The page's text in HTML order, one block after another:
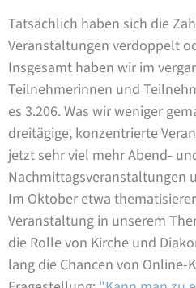
Tatsächlich haben sich die
Veranstaltungen verdoppelt
Insgesamt haben wir im
Teilnehmerinnen und
es 3.206. Was wir weniger
dreitägige, konzentrierte
jetzt sehr viel mehr Abend-
Nachmittagsveranstaltungen
Im Oktober etwa
Veranstaltung in unserem
die Rolle von Kirche und
lang die Chancen von